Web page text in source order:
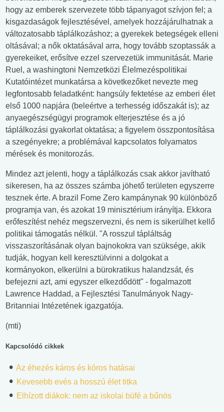
hogy az emberek szervezete több tápanyagot szívjon fel; a
kisgazdaságok fejlesztésével, amelyek hozzájárulhatnak a
változatosabb táplálkozáshoz; a gyerekek betegségek elleni
oltásával; a nők oktatásával arra, hogy tovább szoptassák a
gyerekeiket, erősítve ezzel szervezetük immunitását. Marie
Ruel, a washingtoni Nemzetközi Élelmezéspolitikai
Kutatóintézet munkatársa a következőket nevezte meg
legfontosabb feladatként: hangsúly fektetése az emberi élet
első 1000 napjára (beleértve a terhesség időszakát is); az
anyaegészségügyi programok elterjesztése és a jó
táplálkozási gyakorlat oktatása; a figyelem összpontosítása
a szegényekre; a problémával kapcsolatos folyamatos
mérések és monitorozás.
Mindez azt jelenti, hogy a táplálkozás csak akkor javítható
sikeresen, ha az összes számba jöhető területen egyszerre
tesznek érte. A brazil Fome Zero kampánynak 90 különböző
programja van, és azokat 19 minisztérium irányítja. Ekkora
erőfeszítést nehéz megszervezni, és nem is sikerülhet kellő
politikai támogatás nélkül. "A rosszul tápláltság
visszaszorításának olyan bajnokokra van szüksége, akik
tudják, hogyan kell keresztülvinni a dolgokat a
kormányokon, elkerülni a bürokratikus halandzsát, és
befejezni azt, ami egyszer elkezdődött" - fogalmazott
Lawrence Haddad, a Fejlesztési Tanulmányok Nagy-
Britanniai Intézetének igazgatója.
(mti)
Kapcsolódó cikkek
Az éhezés káros és kóros hatásai
Kevesebb evés a hosszú élet titka
Elhízott diákok: nem az iskolai büfé a bűnös